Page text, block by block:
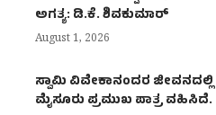
ಅಗತ್ಯ: ಡಿ.ಕೆ. ಶಿವಕುಮಾರ್
August 1, 2026
ಸ್ವಾಮಿ ವಿವೇಕಾನಂದರ ಜೀವನದಲ್ಲಿ
ಮೈಸೂರು ಪ್ರಮುಖ ಪಾತ್ರ ವಹಿಸಿದೆ.